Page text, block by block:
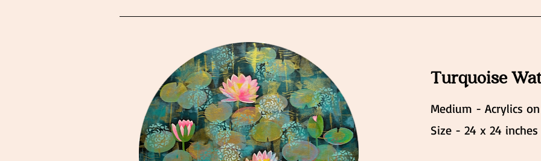
Turquoise
Medium - Acrylics on
Size - 24 x 24 inches